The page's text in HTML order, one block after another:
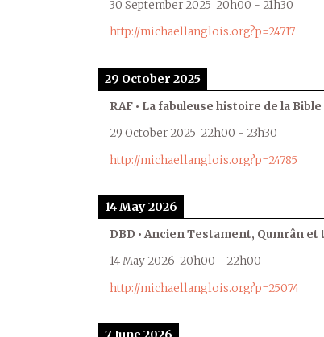
30 September 2025 20h00 - 21h30
http://michaellanglois.org?p=24717
29 October 2025
RAF • La fabuleuse histoire de la Bible
29 October 2025 22h00 - 23h30
http://michaellanglois.org?p=24785
14 May 2026
DBD • Ancien Testament, Qumrân
14 May 2026 20h00 - 22h00
http://michaellanglois.org?p=25074